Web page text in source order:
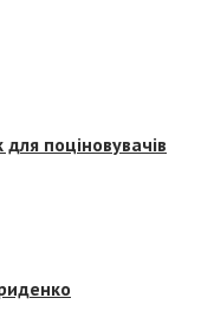
поціновувачів